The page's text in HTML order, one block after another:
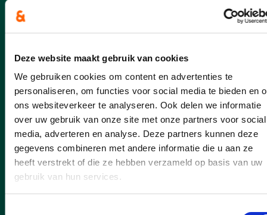
Deze website maakt gebruik van cookies
We gebruiken cookies om content en advertenties te
personaliseren, om functies voor social media te bieden en
ons websiteverkeer te analyseren. Ook delen we informatie
over uw gebruik van onze site met onze partners voor social
media, adverteren en analyse. Deze partners kunnen deze
gegevens combineren met andere informatie die u aan ze
heeft verstrekt of die ze hebben verzameld op basis van uw
gebruik van hun services.
breidt taxicheques voor 80-
plussers uit
Goed nieuws voor onze oudere inwoners!
Sint-Niklaas breidt het systeem van de
taxicheques uit naar alle 80-plussers met
een verhoogde tegemoetkoming. cd&v-
schepen van Welzijn Kristof Van Gansen
wil hiermee eenzaamheid tegengaan en
senioren vlotter op weg helpen. De
cheques hebben een waarde van 5 euro,